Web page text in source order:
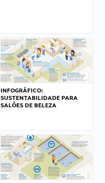
INFOGRÁFICO:
SUSTENTABILIDADE PARA
SALÕES DE BELEZA